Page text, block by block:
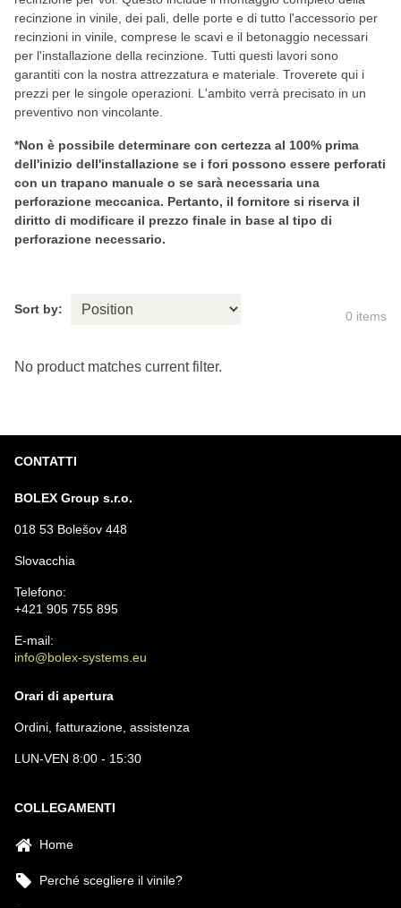
recinzione in vinile, dei pali, delle porte e di tutto l'accessorio per
recinzioni in vinile, comprese le scavi e il betonaggio necessari
per l'installazione della recinzione. Tutti questi lavori sono
garantiti con la nostra attrezzatura e materiale. Troverete qui i
prezzi per le singole operazioni. L'ambito verrà precisato in un
preventivo non vincolante.
*Non è possibile determinare con certezza al 100% prima
dell'inizio dell'installazione se i fori possono essere perforati
con un trapano manuale o se sarà necessaria una
perforazione meccanica. Pertanto, il fornitore si riserva il
diritto di modificare il prezzo finale in base al tipo di
perforazione necessario.
Sort by: 0 items
CONTATTI
BOLEX Group s.r.o.
018 53 Bolešov 448
Slovacchia
Telefono:
+421 905 755 895
E-mail:
info@bolex-systems.eu
Orari di apertura
Ordini, fatturazione, assistenza
LUN-VEN 8:00 - 15:30
COLLEGAMENTI
Home
Perché scegliere il vinile?